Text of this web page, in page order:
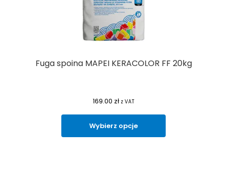
Fuga spoina MAPEI KERACOLOR FF 20kg
169.00 zł z VAT
Wybierz opcje